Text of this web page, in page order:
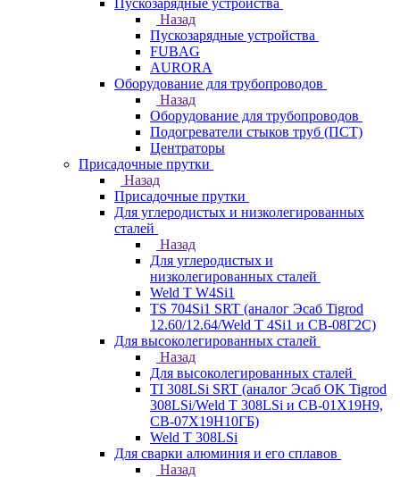
Пускозарядные устройства
Назад
Пускозарядные устройства
FUBAG
AURORA
Оборудование для трубопроводов
Назад
Оборудование для трубопроводов
Подогреватели стыков труб (ПСТ)
Центраторы
Присадочные прутки
Назад
Присадочные прутки
Для углеродистых и низколегированных
сталей
Назад
Для углеродистых и
низколегированных сталей
Weld T W4Si1
TS 704Si1 SRT (аналог Эсаб Tigrod
12.60/12.64/Weld T 4Si1 и СВ-08Г2С)
Для высоколегированных сталей
Назад
Для высоколегированных сталей
TI 308LSi SRT (аналог Эсаб OK Tigrod
308LSi/Weld T 308LSi и СВ-01Х19Н9,
СВ-07Х19Н10ГБ)
Weld T 308LSi
Для сварки алюминия и его сплавов
Назад